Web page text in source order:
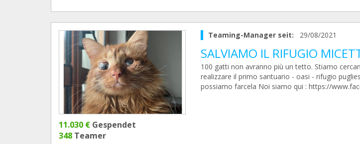
11.030 € Gespendet
348 Teamer
Teaming-Manager seit: 29/08/2021
SALVIAMO IL RIFUGIO
100 gatti non avranno più un tetto. Stiamo
realizzare il primo santuario - oasi - rifugio
possiamo farcela Noi siamo qui : https://